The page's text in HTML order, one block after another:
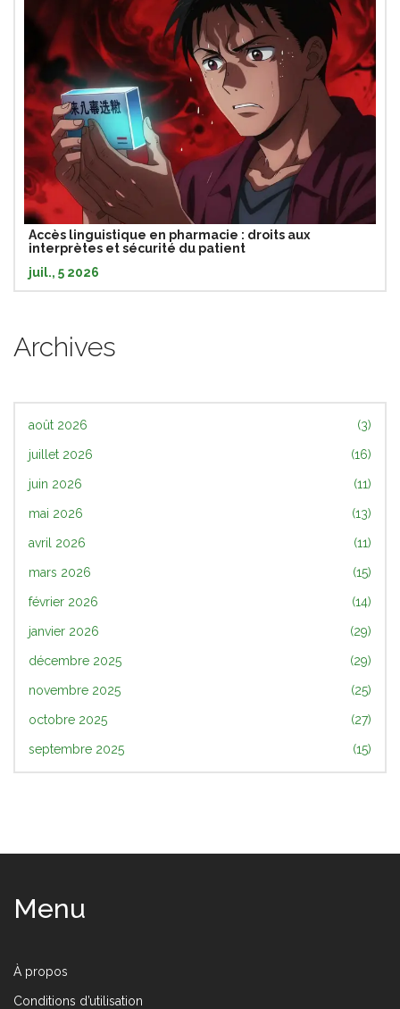
Accès linguistique en pharmacie : droits aux
interprètes et sécurité du patient
juil., 5 2026
Archives
août 2026 (3)
juillet 2026 (16)
juin 2026 (11)
mai 2026 (13)
avril 2026 (11)
mars 2026 (15)
février 2026 (14)
janvier 2026 (29)
décembre 2025 (29)
novembre 2025 (25)
octobre 2025 (27)
septembre 2025 (15)
Menu
À propos
Conditions d’utilisation